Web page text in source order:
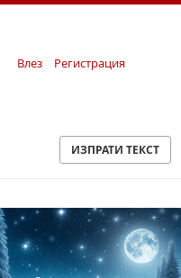
Влез Регистрация
ИЗПРАТИ ТЕКСТ